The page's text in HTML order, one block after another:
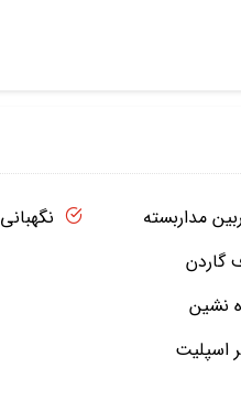
مداربسته
گاردن
نشین
اسپلیت
نگهبانی